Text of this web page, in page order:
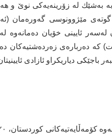
بە بەشێك لە زۆرینەیەکی
بە گوتەی مێژوونوسی
ئەوانەشیان لەسەر ئایینی
کە دەربارەی زەردەشتیەکان
لەگەڵدا بکەن(٤). بەرامبەر باجێکی